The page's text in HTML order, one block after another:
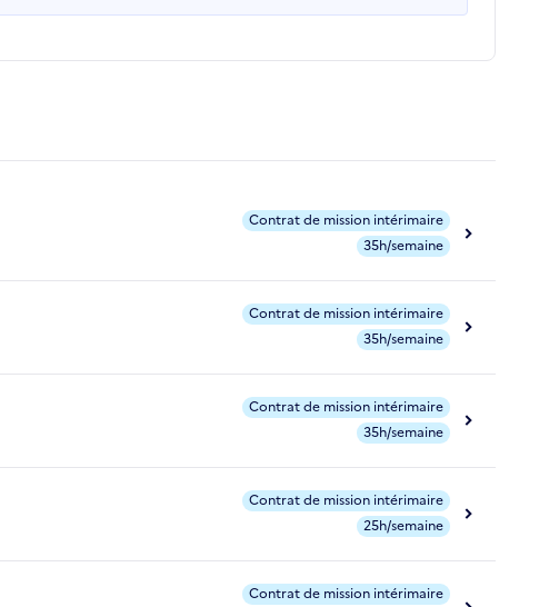
Contrat de mission intérimaire
35h/semaine
Contrat de mission intérimaire
35h/semaine
Contrat de mission intérimaire
35h/semaine
Contrat de mission intérimaire
25h/semaine
Contrat de mission intérimaire